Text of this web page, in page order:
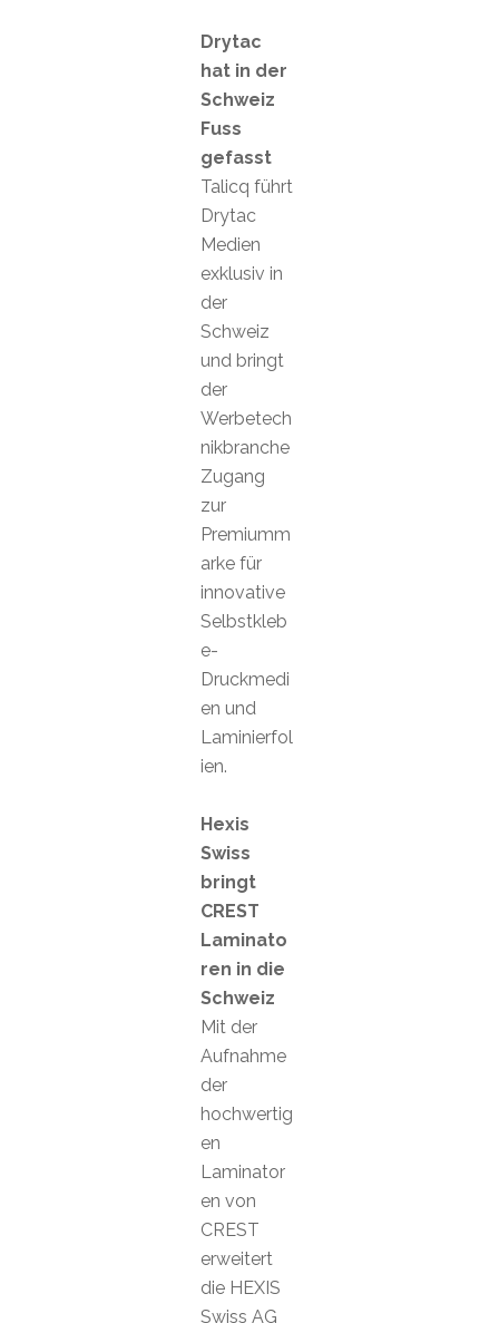
Drytac
hat in der
Schweiz
Fuss
gefasst
Talicq führt
Drytac
Medien
exklusiv in
der
Schweiz
und bringt
der
Werbetech
nikbranche
Zugang
zur
Premiumm
arke für
innovative
Selbstkleb
e-
Druckmedi
en und
Laminierfol
ien.
Hexis
Swiss
bringt
CREST
Laminato
ren in die
Schweiz
Mit der
Aufnahme
der
hochwertig
en
Laminator
en von
CREST
erweitert
die HEXIS
Swiss AG